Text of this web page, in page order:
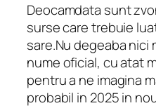
Deocamdata sunt
surse care trebuie
sare.Nu degeaba nici
nume oficial, cu atat
pentru a ne imagina
probabil in 2025 in